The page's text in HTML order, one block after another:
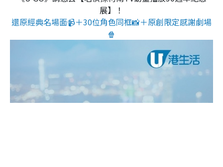
展】！
還原經典名場面📹＋30位角色同框📸＋原創限定感謝劇場
🍿